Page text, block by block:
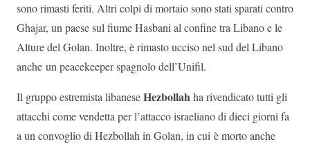
sono rimasti feriti. Altri colpi di mortaio sono stati sparati contro
Ghajar, un paese sul fiume Hasbani al confine tra Libano e le
Alture del Golan. Inoltre, è rimasto ucciso nel sud del Libano
anche un peacekeeper spagnolo dell’Unifil.
Il gruppo estremista libaneseHezbollahha rivendicato tutti gli
attacchi come vendetta per l’attacco israeliano di dieci giorni fa
a un convoglio di Hezbollah in Golan, in cui è morto anche